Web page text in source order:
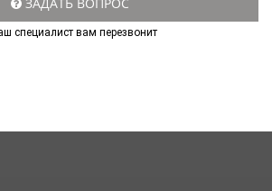
специалист вам перезвонит